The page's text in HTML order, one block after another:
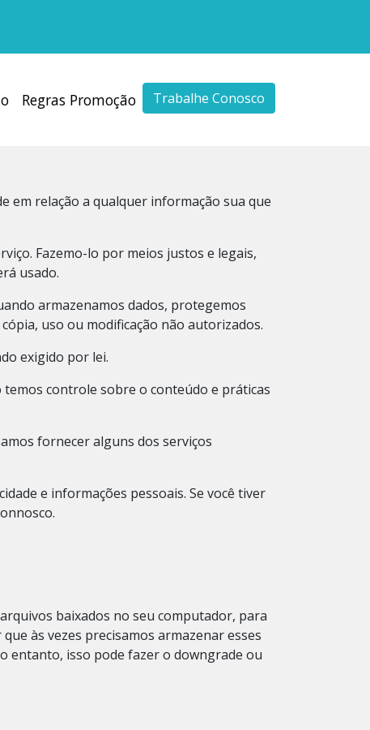
Regras Promoção Trabalhe Conosco
em relação a qualquer informação sua que
Fazemo-lo por meios justos e legais,
usado.
armazenamos dados, protegemos
uso ou modificação não autorizados.
exigido por lei.
controle sobre o conteúdo e práticas
fornecer alguns dos serviços
e informações pessoais. Se você tiver
baixados no seu computador, para
às vezes precisamos armazenar esses
entanto, isso pode fazer o downgrade ou